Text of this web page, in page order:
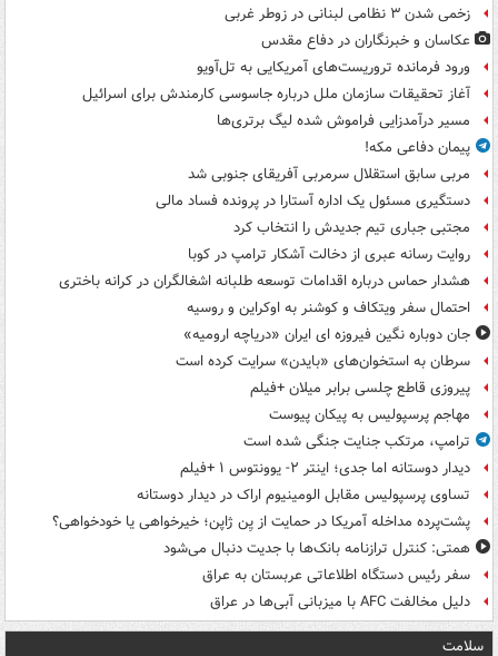
زخمی شدن ۳ نظامی لبنانی در زوطر غربی
عکاسان و خبرنگاران در دفاع مقدس
ورود فرمانده تروریست‌های آمریکایی به تل‌آویو
آغاز تحقیقات سازمان ملل درباره جاسوسی کارمندش برای اسرائیل
مسیر درآمدزایی فراموش شده لیگ برتری‌ها
پیمان دفاعی مکه!
مربی سابق استقلال سرمربی آفریقای جنوبی شد
دستگیری مسئول یک اداره آستارا در پرونده فساد مالی
مجتبی جباری تیم جدیدش را انتخاب کرد
روایت رسانه عبری از دخالت آشکار ترامپ در کوبا
هشدار حماس درباره اقدامات توسعه طلبانه اشغالگران در کرانه باختری
احتمال سفر ویتکاف و کوشنر به اوکراین و روسیه
جان دوباره نگین فیروزه ای ایران «دریاچه ارومیه»
سرطان به استخوان‌های «بایدن» سرایت کرده است
پیروزی قاطع چلسی برابر میلان +فیلم
مهاجم پرسپولیس به پیکان پیوست
ترامپ، مرتکب جنایت جنگی شده است
دیدار دوستانه اما جدی؛ اینتر ۲- یوونتوس ۱ +فیلم
تساوی پرسپولیس مقابل الومینیوم اراک در دیدار دوستانه
پشت‌پرده مداخله آمریکا در حمایت از یِن ژاپن؛ خیرخواهی یا خودخواهی؟
همتی: کنترل ترازنامه بانک‌ها با جدیت دنبال می‌شود
سفر رئیس دستگاه اطلاعاتی عربستان به عراق
دلیل مخالفت AFC با میزبانی آبی‌ها در عراق
سلامت